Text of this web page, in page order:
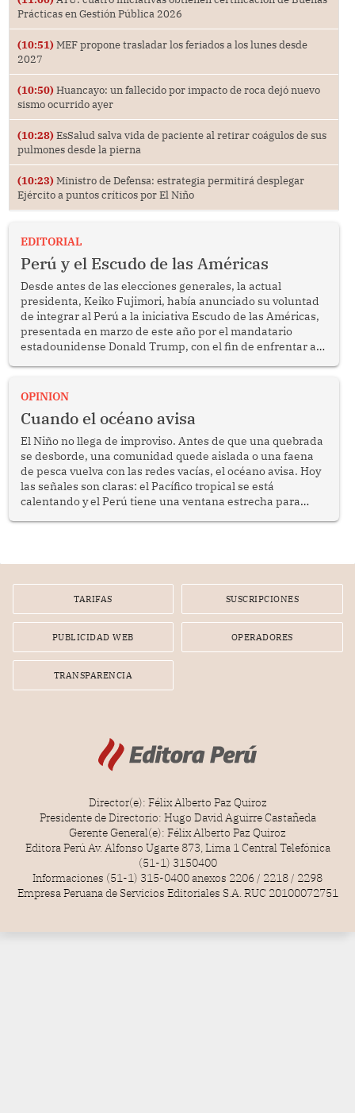
Prácticas en Gestión Pública 2026
(10:51) MEF propone trasladar los feriados a los lunes desde
2027
(10:50) Huancayo: un fallecido por impacto de roca dejó nuevo
sismo ocurrido ayer
(10:28) EsSalud salva vida de paciente al retirar coágulos de sus
pulmones desde la pierna
(10:23) Ministro de Defensa: estrategia permitirá desplegar
Ejército a puntos críticos por El Niño
EDITORIAL
Perú y el Escudo de las Américas
Desde antes de las elecciones generales, la actual
presidenta, Keiko Fujimori, había anunciado su voluntad
de integrar al Perú a la iniciativa Escudo de las Américas,
presentada en marzo de este año por el mandatario
estadounidense Donald Trump, con el fin de enfrentar al
OPINION
Cuando el océano avisa
El Niño no llega de improviso. Antes de que una quebrada
se desborde, una comunidad quede aislada o una faena
de pesca vuelva con las redes vacías, el océano avisa. Hoy
las señales son claras: el Pacífico tropical se está
calentando y el Perú tiene una ventana estrecha para
TARIFAS SUSCRIPCIONES
PUBLICIDAD WEB OPERADORES
TRANSPARENCIA
Director(e): Félix Alberto Paz Quiroz
Presidente de Directorio: Hugo David Aguirre Castañeda
Gerente General(e): Félix Alberto Paz Quiroz
Editora Perú Av. Alfonso Ugarte 873, Lima 1 Central Telefónica
(51-1) 3150400
Informaciones (51-1) 315-0400 anexos 2206 / 2218 / 2298
Empresa Peruana de Servicios Editoriales S.A. RUC 20100072751